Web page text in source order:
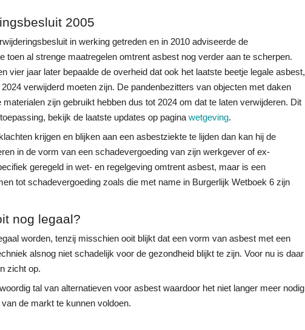
2005
in werking getreden en in 2010 adviseerde de
toen al strenge maatregelen omtrent asbest nog verder aan te scherpen.
vier jaar later bepaalde de overheid dat ook het laatste beetje legale asbest,
2024 verwijderd moeten zijn. De pandenbezitters van objecten met daken
zijn gebruikt hebben dus tot 2024 om dat te laten verwijderen. Dit
bekijk de laatste updates op pagina wetgeving.
krijgen en blijken aan een asbestziekte te lijden dan kan hij de
in de vorm van een schadevergoeding van zijn werkgever of ex-
geregeld in wet- en regelgeving omtrent asbest, maar is een
tot schadevergoeding zoals die met name in Burgerlijk Wetboek 6 zijn
nog legaal?
worden, tenzij misschien ooit blijkt dat een vorm van asbest met een
alsnog niet schadelijk voor de gezondheid blijkt te zijn. Voor nu is daar
zicht op.
tal van alternatieven voor asbest waardoor het niet langer meer nodig
de markt te kunnen voldoen.